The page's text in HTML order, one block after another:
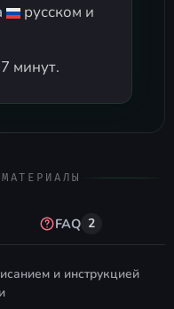
русском и
минут.
FAQ 2
и инструкцией